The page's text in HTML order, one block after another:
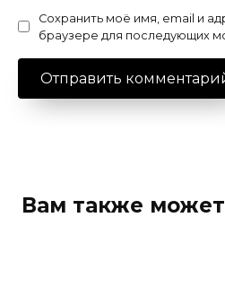
Сохранить моё имя, email и
браузере для последующих
Вам также